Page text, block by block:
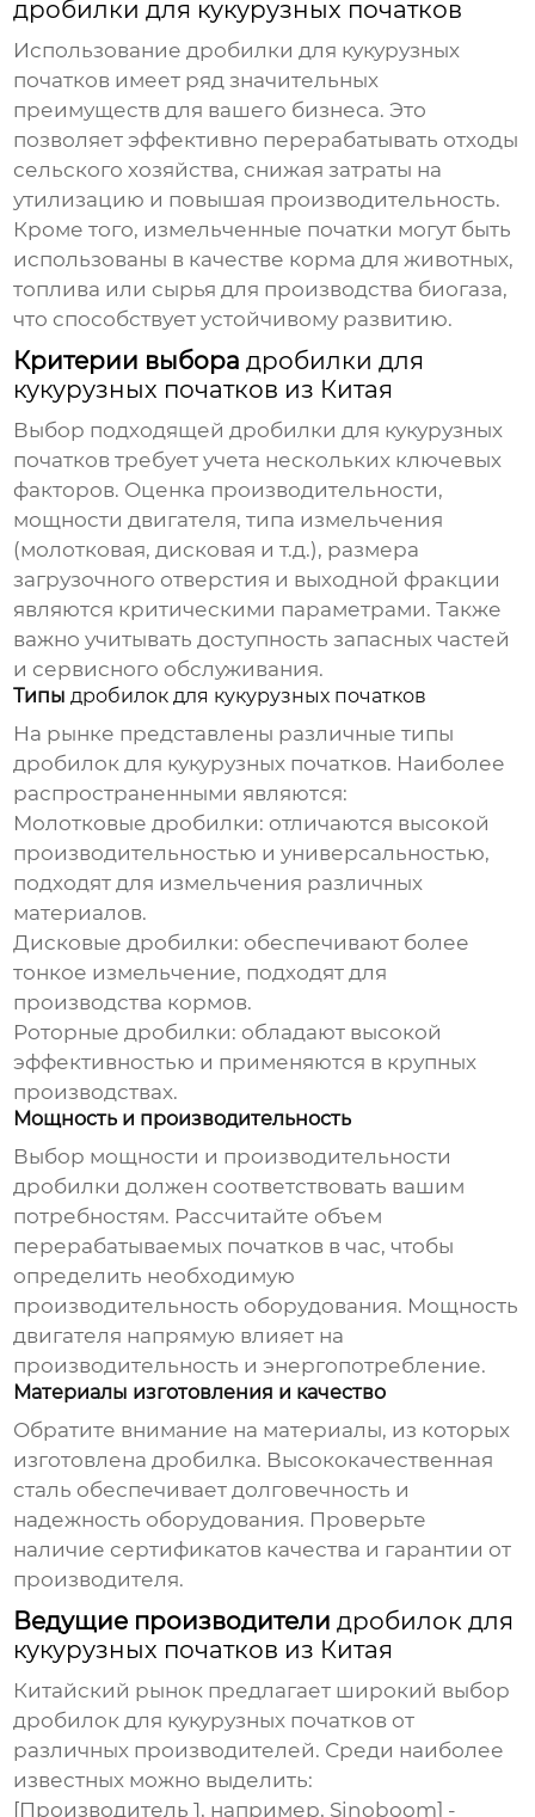
дробилки для кукурузных початков
Использованиедробилки для кукурузных
початков имеет ряд значительных
преимуществ для вашего бизнеса. Это
позволяет эффективно перерабатывать отходы
сельского хозяйства, снижая затраты на
утилизацию и повышая производительность.
Кроме того, измельченные початки могут быть
использованы в качестве корма для животных,
топлива или сырья для производства биогаза,
что способствует устойчивому развитию.
Критерии выборадробилки для
кукурузных початков из Китая
Выбор подходящейдробилки для кукурузных
початков требует учета нескольких ключевых
факторов. Оценка производительности,
мощности двигателя, типа измельчения
(молотковая, дисковая и т.д.), размера
загрузочного отверстия и выходной фракции
являются критическими параметрами. Также
важно учитывать доступность запасных частей
и сервисного обслуживания.
Типыдробилок для кукурузных початков
На рынке представлены различные типы
дробилок для кукурузных початков. Наиболее
распространенными являются:
Молотковые дробилки: отличаются высокой
производительностью и универсальностью,
подходят для измельчения различных
материалов.
Дисковые дробилки: обеспечивают более
тонкое измельчение, подходят для
производства кормов.
Роторные дробилки: обладают высокой
эффективностью и применяются в крупных
производствах.
Мощность и производительность
Выбор мощности и производительности
дробилки должен соответствовать вашим
потребностям. Рассчитайте объем
перерабатываемых початков в час, чтобы
определить необходимую
производительность оборудования. Мощность
двигателя напрямую влияет на
производительность и энергопотребление.
Материалы изготовления и качество
Обратите внимание на материалы, из которых
изготовлена дробилка. Высококачественная
сталь обеспечивает долговечность и
надежность оборудования. Проверьте
наличие сертификатов качества и гарантии от
производителя.
Ведущие производителидробилок для
кукурузных початков из Китая
Китайский рынок предлагает широкий выбор
дробилок для кукурузных початков от
различных производителей. Среди наиболее
известных можно выделить:
[Производитель 1, например, Sinoboom] -